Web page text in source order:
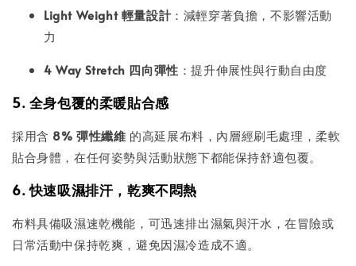
Light Weight 輕量設計：減輕穿著負擔，不影響活動
力
4 Way Stretch 四向彈性 ：提升伸展性與行動自由度
5. 全身包覆的柔暖貼合感
採用含 8% 彈性纖維 的高延展布料，內層經刷毛處理，柔軟
貼合身體，在任何姿勢與活動狀態下都能保持舒適包覆。
6. 快速吸濕排汗，乾爽不悶熱
布料具備吸濕速乾機能，可迅速排出濕氣與汗水，在冒險或
日常活動中保持乾爽，避免因濕冷造成不適。